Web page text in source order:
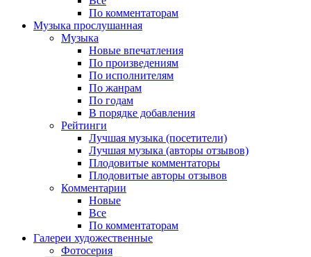
По комментаторам
Музыка прослушанная
Музыка
Новые впечатления
По произведениям
По исполнителям
По жанрам
По годам
В порядке добавления
Рейтинги
Лучшая музыка (посетители)
Лучшая музыка (авторы отзывов)
Плодовитые комментаторы
Плодовитые авторы отзывов
Комментарии
Новые
Все
По комментаторам
Галереи художественные
Фотосерия